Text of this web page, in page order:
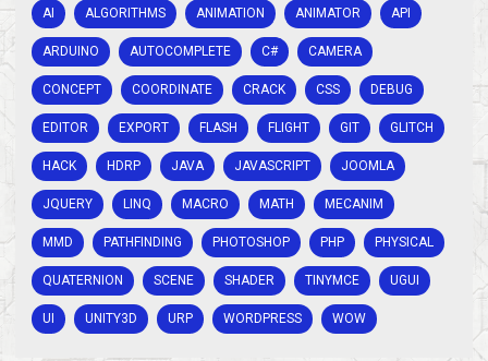
AI ALGORITHMS ANIMATION ANIMATOR API
ARDUINO AUTOCOMPLETE C# CAMERA
CONCEPT COORDINATE CRACK CSS DEBUG
EDITOR EXPORT FLASH FLIGHT GIT GLITCH
HACK HDRP JAVA JAVASCRIPT JOOMLA
JQUERY LINQ MACRO MATH MECANIM
MMD PATHFINDING PHOTOSHOP PHP PHYSICAL
QUATERNION SCENE SHADER TINYMCE UGUI
UI UNITY3D URP WORDPRESS WOW